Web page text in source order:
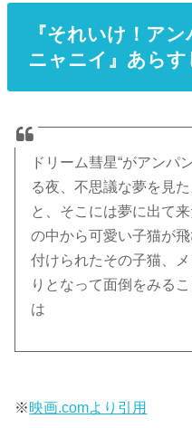
『それいけ！ア
ニャニイ』あらす
ドリーム彗星“がアンパ
る夜、不思議な夢を見
と、そこには夢に出て
の中から可愛い子猫が
付けられたその子猫、
りとなって面倒をみる
は
※映画.comより引用